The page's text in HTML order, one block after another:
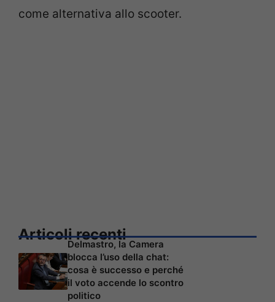
come alternativa allo scooter.
Articoli recenti
Delmastro, la Camera
blocca l’uso della chat:
cosa è successo e perché
il voto accende lo scontro
politico